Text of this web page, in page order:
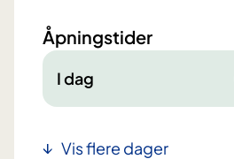
Åpningstider
I dag
Vis flere dager